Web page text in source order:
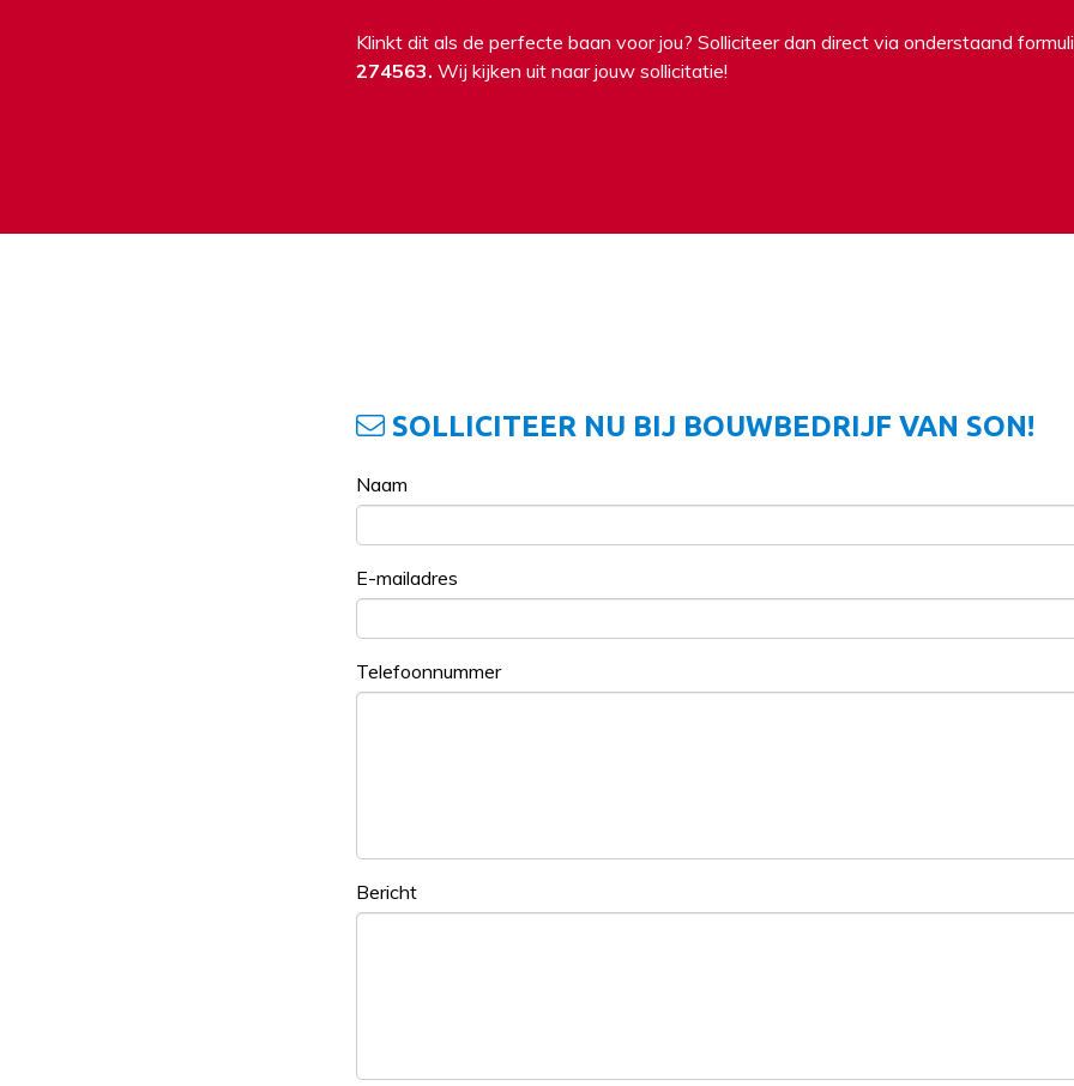
Klinkt dit als de perfecte baan voor jou? Solliciteer dan direct via onderstaand
274563. Wij kijken uit naar jouw sollicitatie!
SOLLICITEER NU BIJ BOUWBEDRIJF VAN SON!
Naam
E-mailadres
Telefoonnummer
Bericht